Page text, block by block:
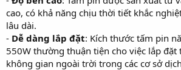
cao, có khả năng chịu thời tiết khắc
lâu dài.
- Dễ dàng lắp đặt: Kích thước tấm pin
550W thường thuận tiện cho việc lắp đặt
không gian ngoài trời trong các cơ sở